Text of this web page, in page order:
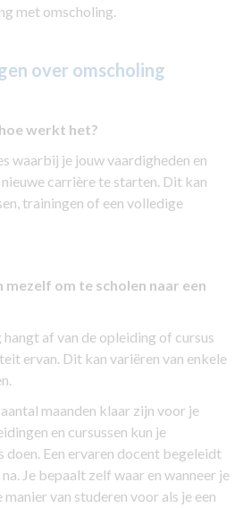
met omscholing.
over omscholing
werkt het?
waarbij je jouw vaardigheden en
carrière te starten. Dit kan
trainingen of een volledige
om te scholen naar een
af van de opleiding of cursus
ervan. Dit kan variëren van enkele
maanden klaar zijn voor je
en cursussen kun je
Een ervaren docent begeleidt
Je bepaalt zelf waar en wanneer je
van studeren voor als je een